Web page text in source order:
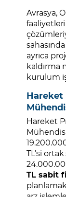
Avrasya,
ayrıca
kaldırma
kurulum
Hareket
Hareket
TL’si
TL sabit